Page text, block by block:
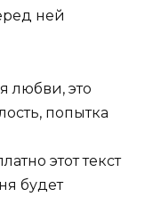
ней
любви, это
попытка
этот текст
будет